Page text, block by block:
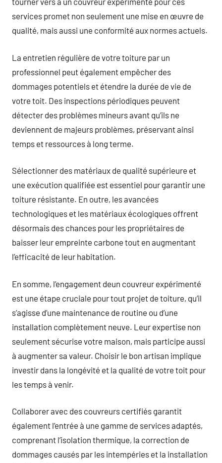
services promet non seulement une mise en œuvre de
qualité, mais aussi une conformité aux normes actuels.
La entretien régulière de votre toiture par un
professionnel peut également empêcher des
dommages potentiels et étendre la durée de vie de
votre toit. Des inspections périodiques peuvent
détecter des problèmes mineurs avant qu’ils ne
deviennent de majeurs problèmes, préservant ainsi
temps et ressources à long terme.
Sélectionner des matériaux de qualité supérieure et
une exécution qualifiée est essentiel pour garantir une
toiture résistante. En outre, les avancées
technologiques et les matériaux écologiques offrent
désormais des chances pour les propriétaires de
baisser leur empreinte carbone tout en augmentant
l’efficacité de leur habitation.
En somme, l’engagement deun couvreur expérimenté
est une étape cruciale pour tout projet de toiture, qu’il
s’agisse d’une maintenance de routine ou d’une
installation complètement neuve. Leur expertise non
seulement sécurise votre maison, mais participe aussi
à augmenter sa valeur. Choisir le bon artisan implique
investir dans la longévité et la qualité de votre toit pour
les temps à venir.
Collaborer avec des couvreurs certifiés garantit
également l’entrée à une gamme de services adaptés,
comprenant l’isolation thermique, la correction de
dommages causés par les intempéries et la installation